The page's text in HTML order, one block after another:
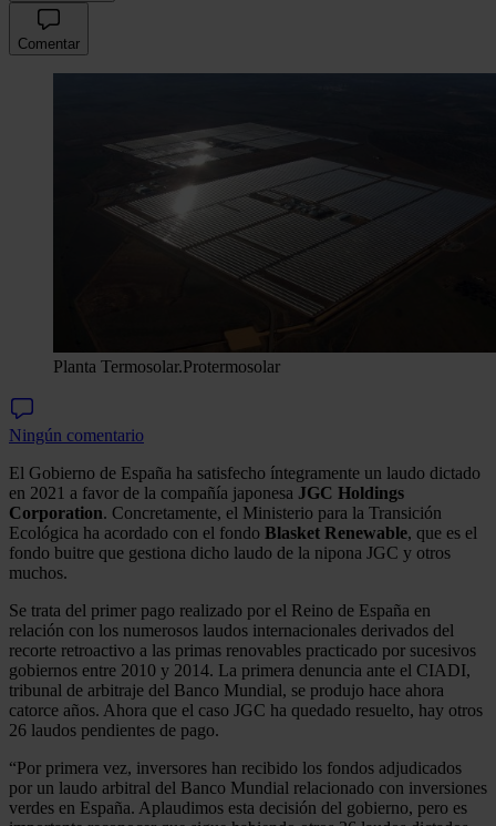
Comentar
Planta Termosolar.Protermosolar
Ningún comentario
El Gobierno de España ha satisfecho íntegramente un laudo dictado
en 2021 a favor de la compañía japonesa JGC Holdings
Corporation. Concretamente, el Ministerio para la Transición
Ecológica ha acordado con el fondo Blasket Renewable, que es el
fondo buitre que gestiona dicho laudo de la nipona JGC y otros
muchos.
Se trata del primer pago realizado por el Reino de España en
relación con los numerosos laudos internacionales derivados del
recorte retroactivo a las primas renovables practicado por sucesivos
gobiernos entre 2010 y 2014. La primera denuncia ante el CIADI,
tribunal de arbitraje del Banco Mundial, se produjo hace ahora
catorce años. Ahora que el caso JGC ha quedado resuelto, hay otros
26 laudos pendientes de pago.
“Por primera vez, inversores han recibido los fondos adjudicados
por un laudo arbitral del Banco Mundial relacionado con inversiones
verdes en España. Aplaudimos esta decisión del gobierno, pero es